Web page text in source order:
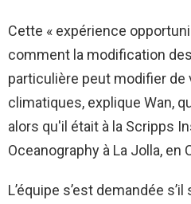
Cette « expérience
comment la modification
particulière peut modifier
climatiques, explique Wan,
alors qu'il était à la Scripps
Oceanography à La Jolla, en
L’équipe s’est demandée